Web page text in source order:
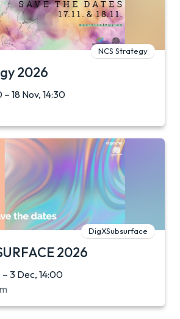
NCS Strategy
2026
18 Nov, 14:30
DigXSubsurface
2026
3 Dec, 14:00